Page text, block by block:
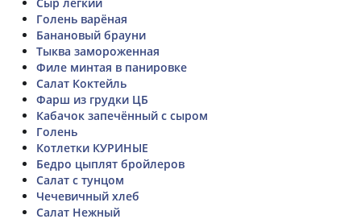
Голень варёная
Банановый брауни
Тыква замороженная
Филе минтая в панировке
Салат Коктейль
Фарш из грудки ЦБ
Кабачок запечённый с сыром
Голень
Котлетки КУРИНЫЕ
Бедро цыплят бройлеров
Салат с тунцом
Чечевичный хлеб
Салат Нежный